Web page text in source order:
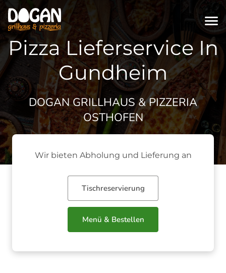
Pizza Lieferservice In
Gundheim
DOGAN GRILLHAUS & PIZZERIA
OSTHOFEN
Wir bieten Abholung und Lieferung an
Tischreservierung
Menü & Bestellen